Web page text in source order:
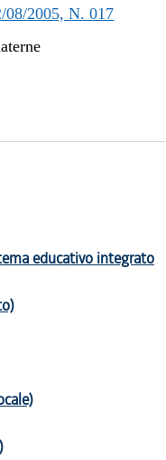
2005, N. 017
educativo integrato